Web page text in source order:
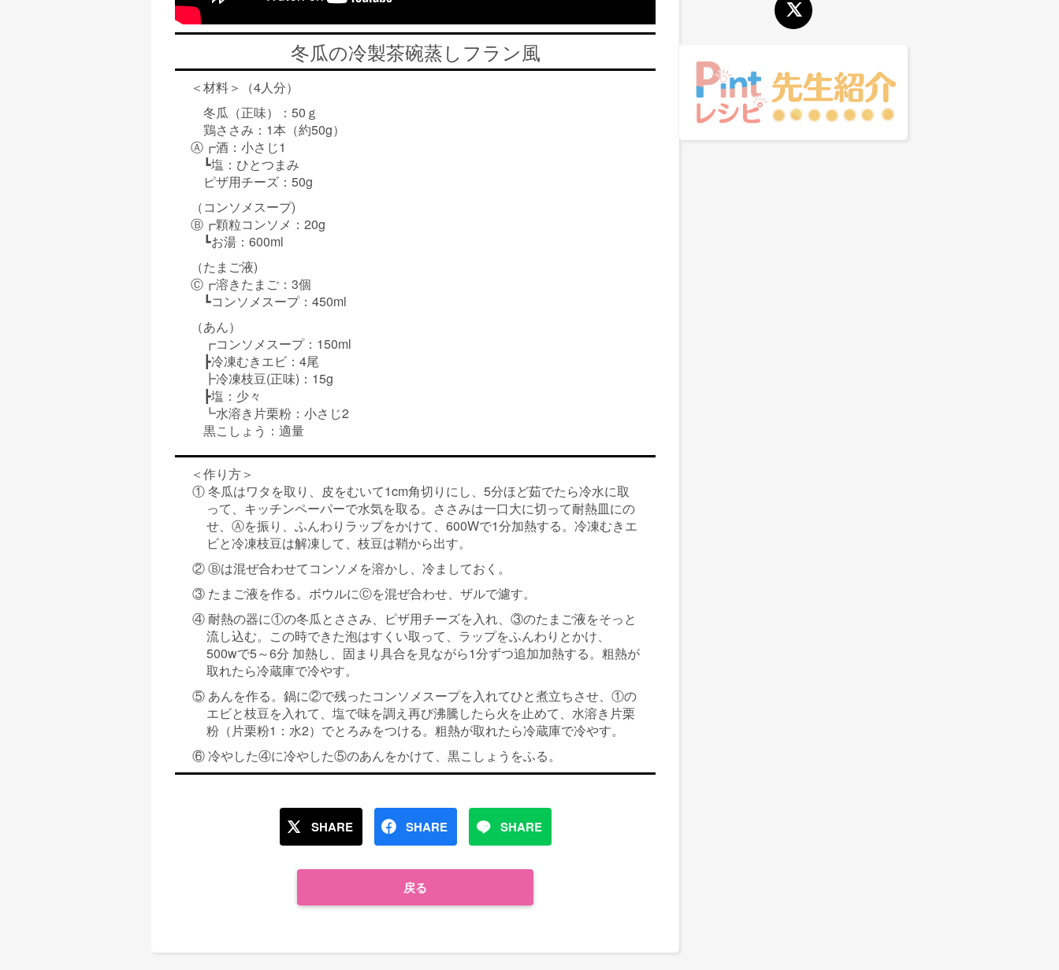
冬瓜の冷製茶碗蒸しフラン風
＜材料＞（4人分）
冬瓜（正味）：50ｇ
鶏ささみ：1本（約50g）
Ⓐ┏酒：小さじ1
┗塩：ひとつまみ
ピザ用チーズ：50g
（コンソメスープ)
Ⓑ┏顆粒コンソメ：20g
┗お湯：600ml
（たまご液)
Ⓒ┏溶きたまご：3個
┗コンソメスープ：450ml
（あん）
┏コンソメスープ：150ml
┣冷凍むきエビ：4尾
┣冷凍枝豆(正味)：15g
┣塩：少々
┗水溶き片栗粉：小さじ2
黒こしょう：適量
＜作り方＞
① 冬瓜はワタを取り、皮をむいて1cm角切りにし、5分ほど茹でたら冷水に取
って、キッチンペーパーで水気を取る。ささみは一口大に切って耐熱皿にの
せ、Ⓐを振り、ふんわりラップをかけて、600Wで1分加熱する。冷凍むきエ
ビと冷凍枝豆は解凍して、枝豆は鞘から出す。
② Ⓑは混ぜ合わせてコンソメを溶かし、冷ましておく。
③ たまご液を作る。ボウルにⒸを混ぜ合わせ、ザルで濾す。
④ 耐熱の器に①の冬瓜とささみ、ピザ用チーズを入れ、③のたまご液をそっと
流し込む。この時できた泡はすくい取って、ラップをふんわりとかけ、
500wで5～6分 加熱し、固まり具合を見ながら1分ずつ追加加熱する。粗熱が
取れたら冷蔵庫で冷やす。
⑤ あんを作る。鍋に②で残ったコンソメスープを入れてひと煮立ちさせ、①の
エビと枝豆を入れて、塩で味を調え再び沸騰したら火を止めて、水溶き片栗
粉（片栗粉1：水2）でとろみをつける。粗熱が取れたら冷蔵庫で冷やす。
⑥ 冷やした④に冷やした⑤のあんをかけて、黒こしょうをふる。
SHARE SHARE SHARE
戻る